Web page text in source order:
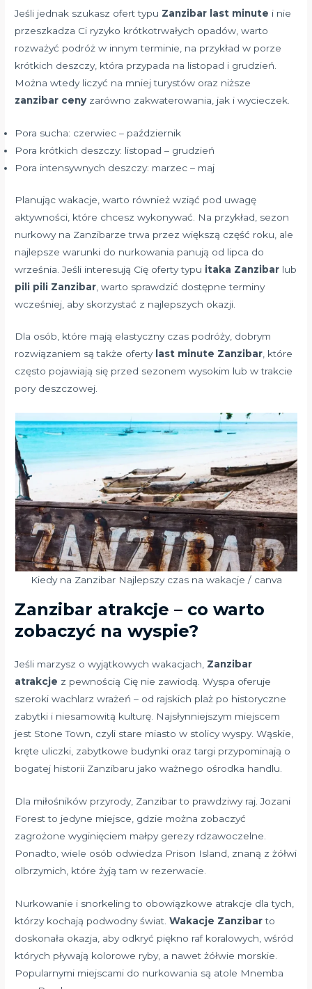
Jeśli jednak szukasz ofert typu Zanzibar last minute i nie
przeszkadza Ci ryzyko krótkotrwałych opadów, warto
rozważyć podróż w innym terminie, na przykład w porze
krótkich deszczy, która przypada na listopad i grudzień.
Można wtedy liczyć na mniej turystów oraz niższe
zanzibar ceny zarówno zakwaterowania, jak i wycieczek.
Pora sucha: czerwiec – październik
Pora krótkich deszczy: listopad – grudzień
Pora intensywnych deszczy: marzec – maj
Planując wakacje, warto również wziąć pod uwagę
aktywności, które chcesz wykonywać. Na przykład, sezon
nurkowy na Zanzibarze trwa przez większą część roku, ale
najlepsze warunki do nurkowania panują od lipca do
września. Jeśli interesują Cię oferty typu itaka Zanzibar lub
pili pili Zanzibar , warto sprawdzić dostępne terminy
wcześniej, aby skorzystać z najlepszych okazji.
Dla osób, które mają elastyczny czas podróży, dobrym
rozwiązaniem są także oferty last minute Zanzibar, które
często pojawiają się przed sezonem wysokim lub w trakcie
pory deszczowej.
Kiedy na Zanzibar Najlepszy czas na wakacje / canva
Zanzibar atrakcje – co warto
zobaczyć na wyspie?
Jeśli marzysz o wyjątkowych wakacjach, Zanzibar
atrakcje z pewnością Cię nie zawiodą. Wyspa oferuje
szeroki wachlarz wrażeń – od rajskich plaż po historyczne
zabytki i niesamowitą kulturę. Najsłynniejszym miejscem
jest Stone Town, czyli stare miasto w stolicy wyspy. Wąskie,
kręte uliczki, zabytkowe budynki oraz targi przypominają o
bogatej historii Zanzibaru jako ważnego ośrodka handlu.
Dla miłośników przyrody, Zanzibar to prawdziwy raj. Jozani
Forest to jedyne miejsce, gdzie można zobaczyć
zagrożone wyginięciem małpy gerezy rdzawoczelne.
Ponadto, wiele osób odwiedza Prison Island, znaną z żółwi
olbrzymich, które żyją tam w rezerwacie.
Nurkowanie i snorkeling to obowiązkowe atrakcje dla tych,
którzy kochają podwodny świat.Wakacje Zanzibarto
doskonała okazja, aby odkryć piękno raf koralowych, wśród
których pływają kolorowe ryby, a nawet żółwie morskie.
Popularnymi miejscami do nurkowania są atole Mnemba